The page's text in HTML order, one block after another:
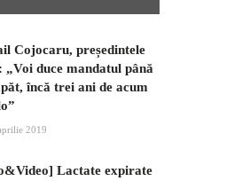
Cojocaru, președintele
„Voi duce mandatul până
încă trei ani de acum
2019
Lactate expirate